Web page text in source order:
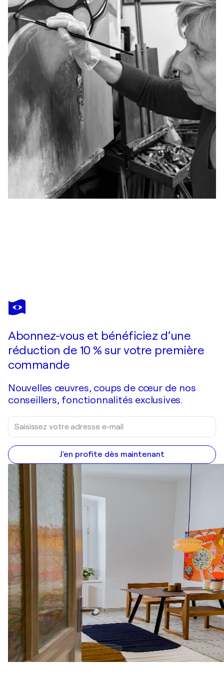
SYLVIE PERON
IA intelligence artificielle
Abonnez-vous et bénéficiez d’une
réduction de 10 % sur votre première
commande
Nouvelles œuvres, coups de cœur de nos
conseillers, fonctionnalités exclusives.
J'en profite dès maintenant